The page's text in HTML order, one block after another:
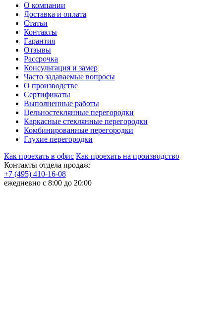
О компании
Доставка и оплата
Статьи
Контакты
Гарантия
Отзывы
Рассрочка
Консультация и замер
Часто задаваемые вопросы
О производстве
Сертификаты
Выполненные работы
Цельностеклянные перегородки
Каркасные стеклянные перегородки
Комбинированные перегородки
Глухие перегородки
Как проехать в офис Как проехать на производство
Контакты отдела продаж:
+7 (495) 410-16-08
ежедневно с 8:00 до 20:00